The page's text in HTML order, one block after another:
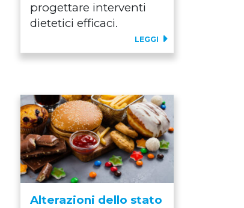
progettare interventi
dietetici efficaci.
LEGGI
Alterazioni dello stato